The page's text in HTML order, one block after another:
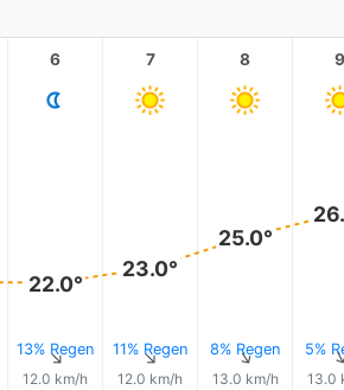
6
22.0°
13% Regen
↑
12.0 km/h
7
23.0°
11% Regen
↑
12.0 km/h
8
25.0°
8% Regen
↑
13.0 km/h
9
5%
13.0